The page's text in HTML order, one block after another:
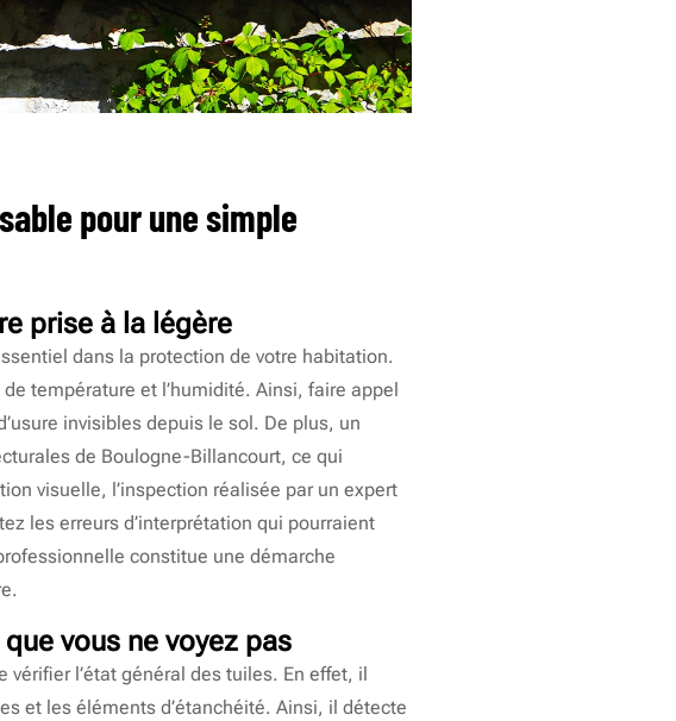
pour une simple
prise à la légère
dans la protection de votre habitation.
température et l’humidité. Ainsi, faire appel
invisibles depuis le sol. De plus, un
de Boulogne-Billancourt, ce qui
visuelle, l’inspection réalisée par un expert
les erreurs d’interprétation qui pourraient
constitue une démarche
vous ne voyez pas
l’état général des tuiles. En effet, il
et les éléments d’étanchéité. Ainsi, il détecte